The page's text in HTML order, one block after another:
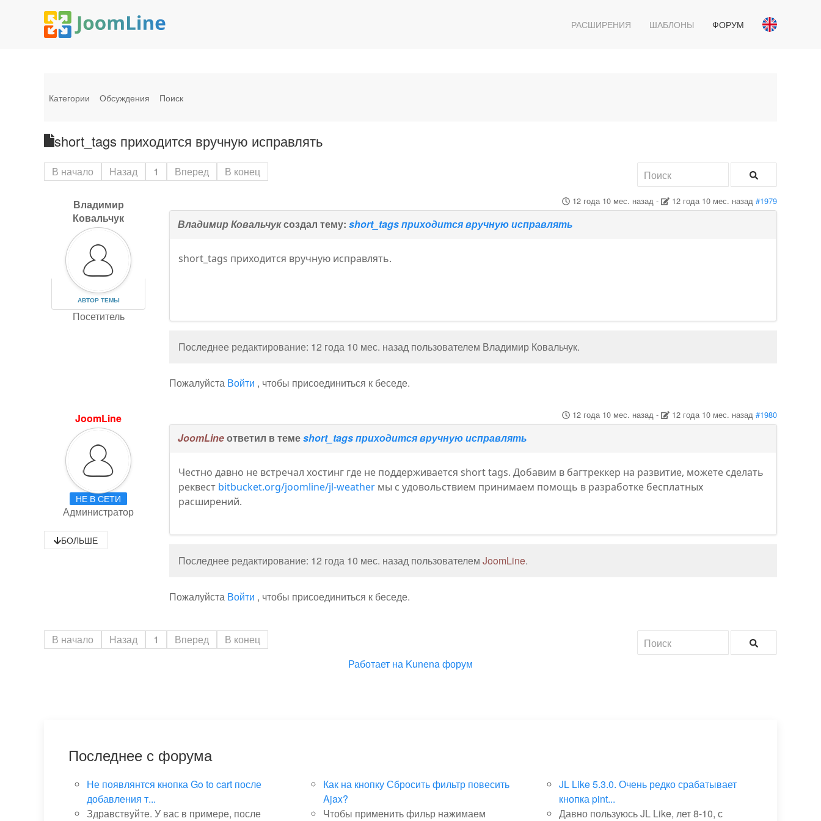
РАСШИРЕНИЯ ШАБЛОНЫ ФОРУМ
Категории Обсуждения Поиск
short_tags приходится вручную исправлять
В начало Назад 1 Вперед В конец
Владимир
Ковальчук
АВТОР ТЕМЫ
Посетитель
12 года 10 мес. назад- 12 года 10 мес. назад #1979
Владимир Ковальчуксоздал тему:short_tags приходится вручную исправлять
short_tags приходится вручную исправлять.
Последнее редактирование: 12 года 10 мес. назад пользователем Владимир Ковальчук.
Пожалуйста Войти , чтобы присоединиться к беседе.
JoomLine
НЕ В СЕТИ
Администратор
БОЛЬШЕ
12 года 10 мес. назад- 12 года 10 мес. назад #1980
JoomLineответил в темеshort_tags приходится вручную исправлять
Честно давно не встречал хостинг где не поддерживается short tags. Добавим в багтреккер на развитие, можете сделать
реквест bitbucket.org/joomline/jl-weather мы с удовольствием принимаем помощь в разработке бесплатных
расширений.
Последнее редактирование: 12 года 10 мес. назад пользователемJoomLine.
Пожалуйста Войти , чтобы присоединиться к беседе.
В начало Назад 1 Вперед
В конец
Работает на Kunena форум
Последнее с форума
Не появлянтся кнопка Go to cart после
добавления т...
Здравствуйте. У вас в примере, после
Как на кнопку Сбросить фильтр повесить
Ajax?
Чтобы применить фильр нажимаем
JL Like 5.3.0. Очень редко срабатывает
кнопка pint...
Давно пользуюсь JL Like, лет 8-10, с